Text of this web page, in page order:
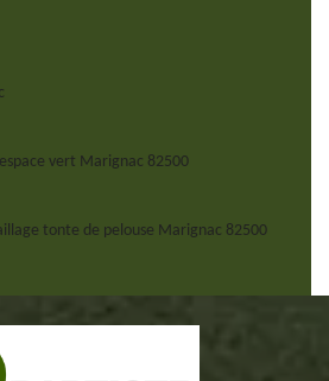
vert Marignac 82500
tonte de pelouse Marignac 82500